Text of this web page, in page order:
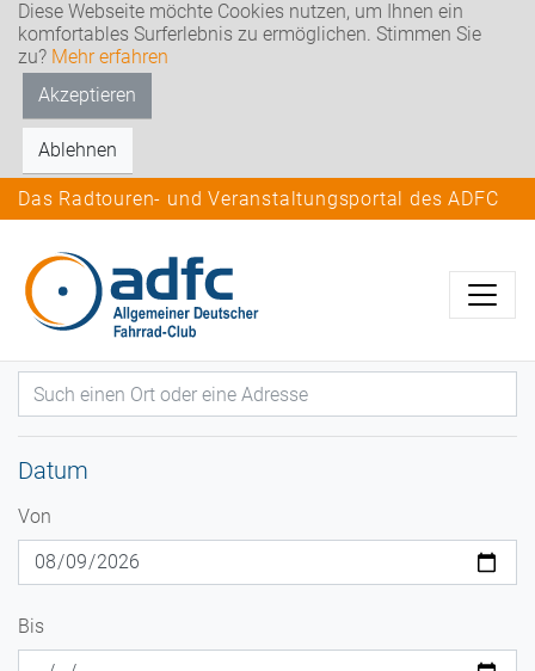
Diese Webseite möchte Cookies nutzen, um Ihnen ein
komfortables Surferlebnis zu ermöglichen. Stimmen Sie
zu? Mehr erfahren
Akzeptieren
Ablehnen
Das Radtouren- und Veranstaltungsportal des ADFC
Datum
Von
Bis